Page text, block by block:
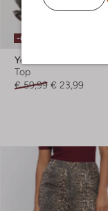
-60%
Ydence
Top
€ 59,99 € 23,99